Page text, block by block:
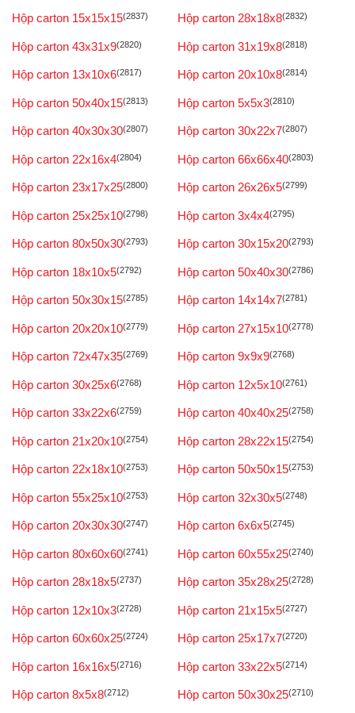
Hộp carton 15x15x15(2837) Hộp carton 28x18x8(2832)
Hộp carton 43x31x9(2820) Hộp carton 31x19x8(2818)
Hộp carton 13x10x6(2817) Hộp carton 20x10x8(2814)
Hộp carton 50x40x15(2813) Hộp carton 5x5x3(2810)
Hộp carton 40x30x30(2807) Hộp carton 30x22x7(2807)
Hộp carton 22x16x4(2804) Hộp carton 66x66x40(2803)
Hộp carton 23x17x25(2800) Hộp carton 26x26x5(2799)
Hộp carton 25x25x10(2798) Hộp carton 3x4x4(2795)
Hộp carton 80x50x30(2793) Hộp carton 30x15x20(2793)
Hộp carton 18x10x5(2792) Hộp carton 50x40x30(2786)
Hộp carton 50x30x15(2785) Hộp carton 14x14x7(2781)
Hộp carton 20x20x10(2779) Hộp carton 27x15x10(2778)
Hộp carton 72x47x35(2769) Hộp carton 9x9x9(2768)
Hộp carton 30x25x6(2768) Hộp carton 12x5x10(2761)
Hộp carton 33x22x6(2759) Hộp carton 40x40x25(2758)
Hộp carton 21x20x10(2754) Hộp carton 28x22x15(2754)
Hộp carton 22x18x10(2753) Hộp carton 50x50x15(2753)
Hộp carton 55x25x10(2753) Hộp carton 32x30x5(2748)
Hộp carton 20x30x30(2747) Hộp carton 6x6x5(2745)
Hộp carton 80x60x60(2741) Hộp carton 60x55x25(2740)
Hộp carton 28x18x5(2737) Hộp carton 35x28x25(2728)
Hộp carton 12x10x3(2728) Hộp carton 21x15x5(2727)
Hộp carton 60x60x25(2724) Hộp carton 25x17x7(2720)
Hộp carton 16x16x5(2716) Hộp carton 33x22x5(2714)
Hộp carton 8x5x8(2712) Hộp carton 50x30x25(2710)